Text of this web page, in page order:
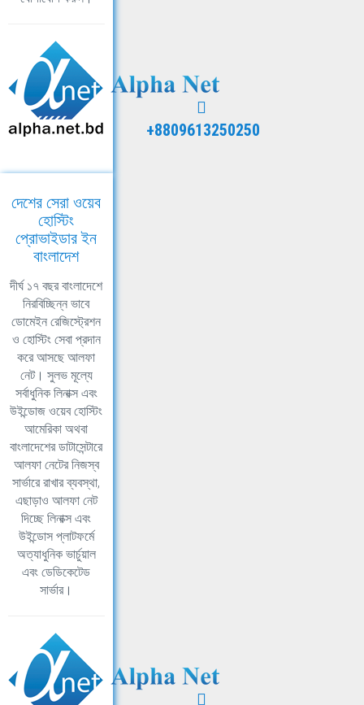
+8809613250250
দেশের সেরা ওয়েব
হোস্টিং
প্রোভাইডার ইন
বাংলাদেশ
দীর্ঘ ১৭ বছর বাংলাদেশে
নিরবিচ্ছিন্ন ভাবে
ডোমেইন রেজিস্ট্রেশন
ও হোস্টিং সেবা প্রদান
করে আসছে আলফা
নেট। সুলভ মূল্যে
সর্বাধুনিক লিনাক্স এবং
উইন্ডোজ ওয়েব হোস্টিং
আমেরিকা অথবা
বাংলাদেশের ডাটাসেন্টারে
আলফা নেটের নিজস্ব
সার্ভারে রাখার ব্যবস্থা,
এছাড়াও আলফা নেট
দিচ্ছে লিনাক্স এবং
উইন্ডোস প্লাটফর্মে
অত্যাধুনিক ভার্চুয়াল
এবং ডেডিকেটেড
সার্ভার।